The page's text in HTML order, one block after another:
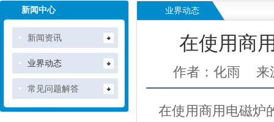
新闻中心
新闻资讯
业界动态
常见问题解答
业界动态
在使用商
作者：化雨 来
在使用商用电磁炉